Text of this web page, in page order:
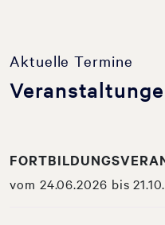
Aktuelle Termine
vom 24.06.2026 bis